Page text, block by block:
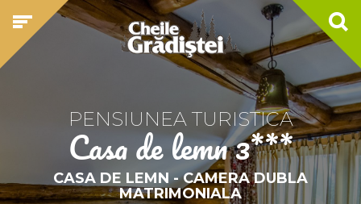
PENSIUNEA TURISTICA
Casa de lemn 3***
CASA DE LEMN - CAMERA DUBLA
MATRIMONIALA